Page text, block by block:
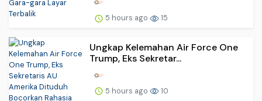
5 hours ago 15
Ungkap Kelemahan Air Force One
Trump, Eks Sekretar...
5 hours ago 10